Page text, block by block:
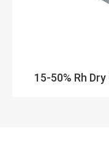
15-50% Rh